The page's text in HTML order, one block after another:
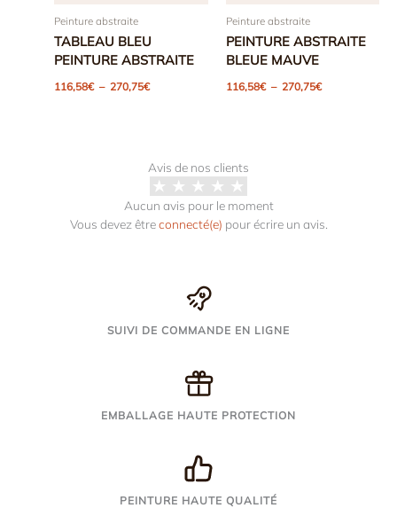
Peinture abstraite
TABLEAU BLEU
PEINTURE ABSTRAITE
116,58€ – 270,75€Plage
Peinture abstraite
PEINTURE ABSTRAITE
BLEUE MAUVE
116,58€ – 270,75€Plage
Avis de nos clients
Aucun avis pour le moment
Vous devez êtreconnecté(e) pour écrire un avis.
SUIVI DE COMMANDE EN LIGNE
EMBALLAGE HAUTE PROTECTION
PEINTURE HAUTE QUALITÉ